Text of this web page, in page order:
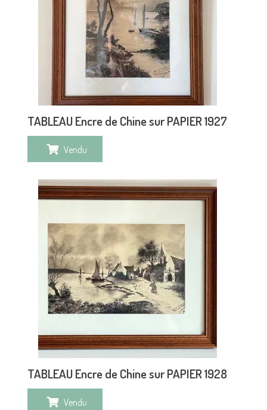
TABLEAU Encre de Chine sur PAPIER 1927
Vendu
TABLEAU Encre de Chine sur PAPIER 1928
Vendu